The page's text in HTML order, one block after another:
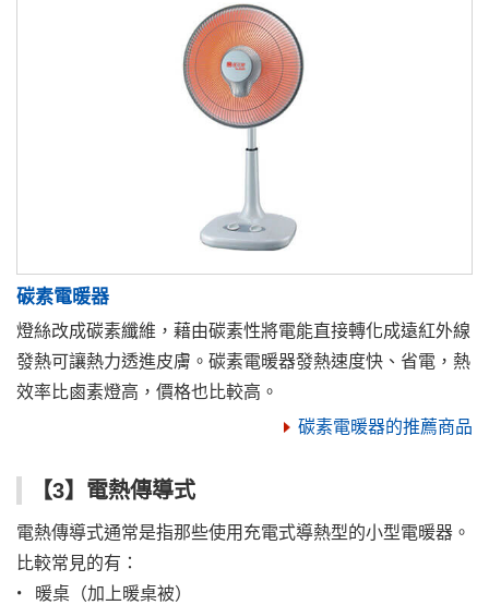
碳素電暖器
燈絲改成碳素纖維，藉由碳素性將電能直接轉化成遠紅外線
發熱可讓熱力透進皮膚。碳素電暖器發熱速度快、省電，熱
效率比鹵素燈高，價格也比較高。
碳素電暖器的推薦商品
【3】電熱傳導式
電熱傳導式通常是指那些使用充電式導熱型的小型電暖器。
比較常見的有：
• 暖桌（加上暖桌被）